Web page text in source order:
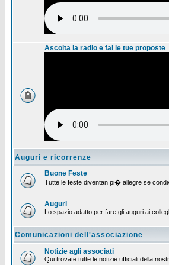
Ascolta la radio e fai le tue proposte
Auguri e ricorrenze
Buone Feste
Tutte le feste diventan pi� allegre se
Auguri
Lo spazio adatto per fare gli auguri ai
Comunicazioni dell'associazione
Notizie agli associati
Qui trovate tutte le notizie ufficiali della